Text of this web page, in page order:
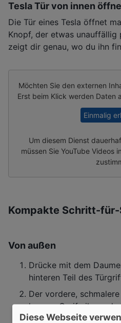
Tesla Tür von innen
Die Tür eines Tesla öffnet
Knopf, der etwas
zeigt dir genau, wo du ihn
Möchten Sie den externen
Erst beim Klick werden Daten
Einmalig
Um diesem Dienst
müssen Sie YouTube Videos
Kompakte Schritt-
Von außen
Drücke mit dem
hinteren Teil des
Der vordere,
heraus. Greife ihn und
Diese Webseite